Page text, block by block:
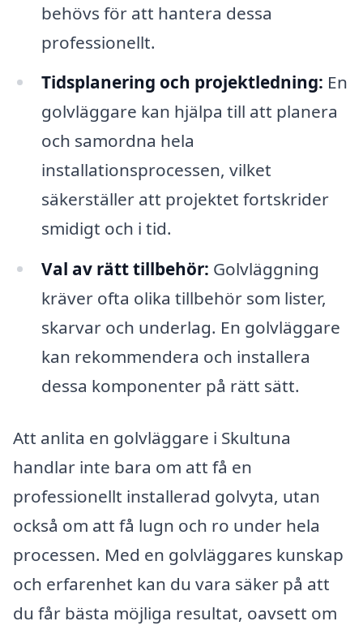
behövs för att hantera dessa
professionellt.
Tidsplanering och projektledning: En
golvläggare kan hjälpa till att planera
och samordna hela
installationsprocessen, vilket
säkerställer att projektet fortskrider
smidigt och i tid.
Val av rätt tillbehör: Golvläggning
kräver ofta olika tillbehör som lister,
skarvar och underlag. En golvläggare
kan rekommendera och installera
dessa komponenter på rätt sätt.
Att anlita en golvläggare i Skultuna
handlar inte bara om att få en
professionellt installerad golvyta, utan
också om att få lugn och ro under hela
processen. Med en golvläggares kunskap
och erfarenhet kan du vara säker på att
du får bästa möjliga resultat, oavsett om